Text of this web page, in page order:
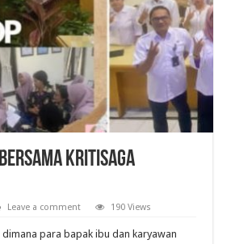
Kritisaga
Leave a comment 190 Views
para bapak ibu dan karyawan